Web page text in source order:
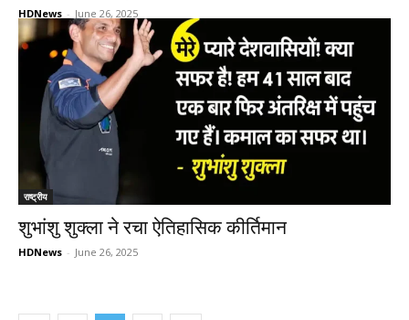
HDNews - June 26, 2025
राष्ट्रीय
शुभांशु शुक्ला ने रचा ऐतिहासिक कीर्तिमान
HDNews - June 26, 2025